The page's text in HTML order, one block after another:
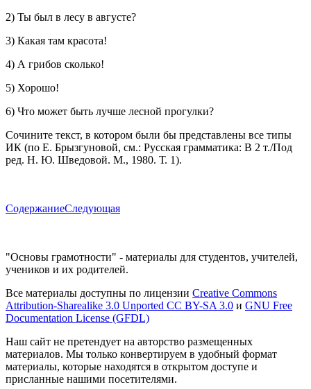
2) Ты был в лесу в августе?
3) Какая там красота!
4) А грибов сколько!
5) Хорошо!
6) Что может быть лучше лесной прогулки?
Сочините текст, в котором были бы представлены все типы
ИК (по Е. Брызгуновой, см.: Русская грамматика: В 2 т./Под
ред. Н. Ю. Шведовой. М., 1980. Т. 1).
СодержаниеСледующая
"Основы грамотности" - материалы для студентов, учителей,
учеников и их родителей.
Все материалы доступны по лицензии Creative Commons
Attribution-Sharealike 3.0 Unported CC BY-SA 3.0 и GNU Free
Documentation License (GFDL)
Наш сайт не претендует на авторство размещенных
материалов. Мы только конвертируем в удобный формат
материалы, которые находятся в открытом доступе и
присланные нашими посетителями.